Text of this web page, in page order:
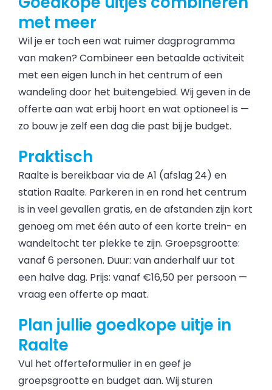
met meer
Wil je er toch een wat ruimer dagprogramma
van maken? Combineer een betaalde activiteit
met een eigen lunch in het centrum of een
wandeling door het buitengebied. Wij geven in de
offerte aan wat erbij hoort en wat optioneel is —
zo bouw je zelf een dag die past bij je budget.
Praktisch
Raalte is bereikbaar via de A1 (afslag 24) en
station Raalte. Parkeren in en rond het centrum
is in veel gevallen gratis, en de afstanden zijn kort
genoeg om met één auto of een korte trein- en
wandeltocht ter plekke te zijn. Groepsgrootte:
vanaf 6 personen. Duur: van anderhalf uur tot
een halve dag. Prijs: vanaf €16,50 per persoon —
vraag een offerte op maat.
Plan jullie goedkope uitje in
Raalte
Vul het offerteformulier in en geef je
groepsgrootte en budget aan. Wij sturen